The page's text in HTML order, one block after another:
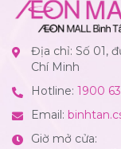
Địa chỉ: Số 01,
Chí Minh
Hotline: 1900
Email:
Giờ mở cửa: